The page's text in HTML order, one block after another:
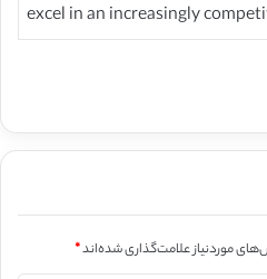
excel in an increasingly
موردنیاز علامت‌گذاری شده‌اند*